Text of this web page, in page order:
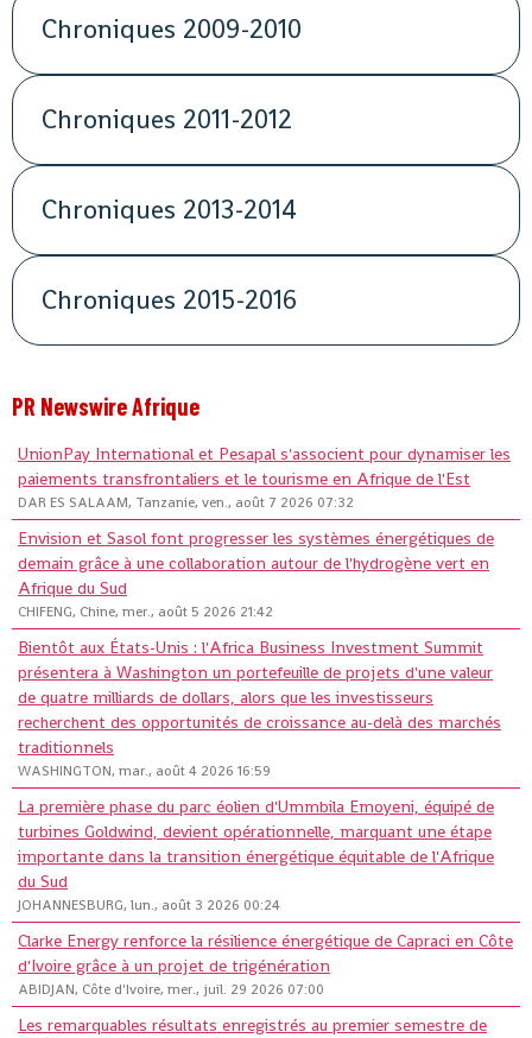
Chroniques 2009-2010
Chroniques 2011-2012
Chroniques 2013-2014
Chroniques 2015-2016
PR Newswire Afrique
UnionPay International et Pesapal s'associent pour dynamiser les
paiements transfrontaliers et le tourisme en Afrique de l'Est
DAR ES SALAAM, Tanzanie, ven., août 7 2026 07:32
Envision et Sasol font progresser les systèmes énergétiques de
demain grâce à une collaboration autour de l'hydrogène vert en
Afrique du Sud
CHIFENG, Chine, mer., août 5 2026 21:42
Bientôt aux États-Unis : l'Africa Business Investment Summit
présentera à Washington un portefeuille de projets d'une valeur
de quatre milliards de dollars, alors que les investisseurs
recherchent des opportunités de croissance au-delà des marchés
traditionnels
WASHINGTON, mar., août 4 2026 16:59
La première phase du parc éolien d'Ummbila Emoyeni, équipé de
turbines Goldwind, devient opérationnelle, marquant une étape
importante dans la transition énergétique équitable de l'Afrique
du Sud
JOHANNESBURG, lun., août 3 2026 00:24
Clarke Energy renforce la résilience énergétique de Capraci en Côte
d'Ivoire grâce à un projet de trigénération
ABIDJAN, Côte d'Ivoire, mer., juil. 29 2026 07:00
Les remarquables résultats enregistrés au premier semestre de